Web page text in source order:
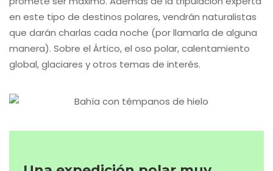
es repetir esta misma aventura ártica en
Svalbard para ver osos polares el próximo año
2020… con otros viajeros y viajeras. Estamos
estudiando ciertas particularidades y fechas
(ideal finales primavera/inicio de verano), pero
concretarse muy pronto. En Pangea son expertos
llevan organizando desde el principio y el
mío).